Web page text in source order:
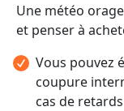
Une météo
et penser à
Vous pouvez
coupure
cas de